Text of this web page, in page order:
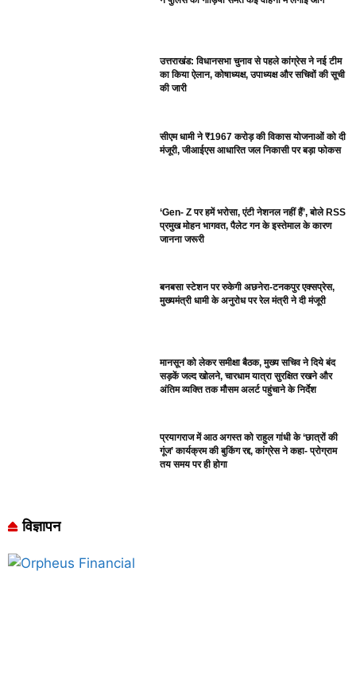
उत्तराखंड: विधानसभा चुनाव से पहले कांग्रेस ने नई टीम
का किया ऐलान, कोषाध्यक्ष, उपाध्यक्ष और सचिवों की सूची
की जारी
सीएम धामी ने ₹1967 करोड़ की विकास योजनाओं को दी
मंजूरी, जीआईएस आधारित जल निकासी पर बड़ा फोकस
‘Gen- Z पर हमें भरोसा, एंटी नेशनल नहीं हैं’, बोले RSS
प्रमुख मोहन भागवत, पैलेट गन के इस्तेमाल के कारण
जानना जरूरी
बनबसा स्टेशन पर रुकेगी अछनेरा-टनकपुर एक्सप्रेस,
मुख्यमंत्री धामी के अनुरोध पर रेल मंत्री ने दी मंजूरी
मानसून को लेकर समीक्षा बैठक, मुख्य सचिव ने दिये बंद
सड़कें जल्द खोलने, चारधाम यात्रा सुरक्षित रखने और
अंतिम व्यक्ति तक मौसम अलर्ट पहुंचाने के निर्देश
प्रयागराज में आठ अगस्त को राहुल गांधी के ‘छात्रों की
गूंज’ कार्यक्रम की बुकिंग रद्द, कांग्रेस ने कहा- प्रोग्राम
तय समय पर ही होगा
विज्ञापन